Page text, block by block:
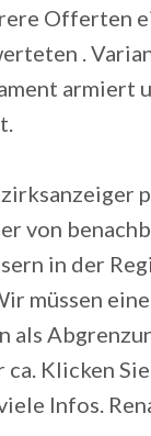
Offerten
.
armiert
von
in der
müssen
als
ca. Klicken
Infos.